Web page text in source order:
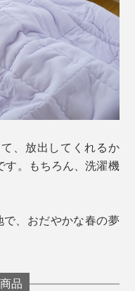
、放出してくれるか
す。もちろん、洗濯機
で、おだやかな春の夢
品